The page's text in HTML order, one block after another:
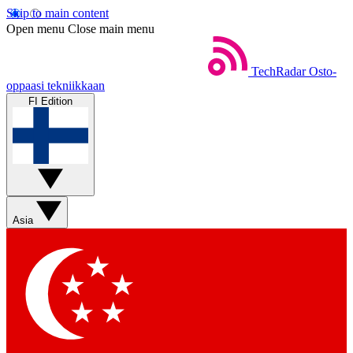
Skip to main content
Open menu Close main menu
TechRadar Osto-
oppaasi tekniikkaan
FI Edition
Asia